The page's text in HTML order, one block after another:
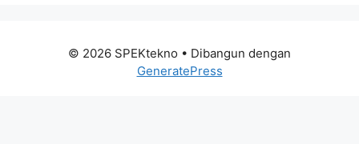
© 2026 SPEKtekno • Dibangun dengan
GeneratePress